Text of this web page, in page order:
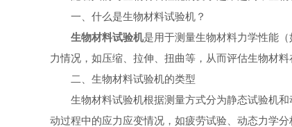
一、什么是生物材料试验机？
生物材料试验机是用于测量生物材料力学性能
力情况，如压缩、拉伸、扭曲等，从而评估生物材料
二、生物材料试验机的类型
生物材料试验机根据测量方式分为静态试验机和
动过程中的应力应变情况，如疲劳试验、动态力学分